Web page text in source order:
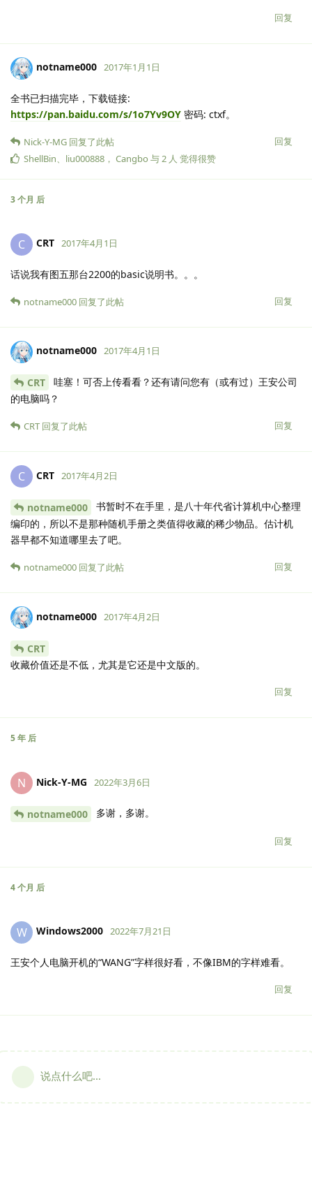
回复
notname000 2017年1月1日
全书已扫描完毕，下载链接:
https://pan.baidu.com/s/1o7Yv9OY 密码: ctxf。
回复
Nick-Y-MG 回复了此帖
ShellBin、 liu000888 ， Cangbo 与2 人 觉得很赞
3 个月 后
C CRT 2017年4月1日
话说我有图五那台2200的basic说明书。。。
回复
notname000 回复了此帖
notname000 2017年4月1日
CRT
哇塞！可否上传看看？还有请问您有（或有过）王安公司
的电脑吗？
回复
CRT 回复了此帖
C CRT 2017年4月2日
notname000
书暂时不在手里，是八十年代省计算机中心整理
编印的，所以不是那种随机手册之类值得收藏的稀少物品。估计机
器早都不知道哪里去了吧。
回复
notname000 回复了此帖
notname000 2017年4月2日
CRT
收藏价值还是不低，尤其是它还是中文版的。
回复
5 年 后
N Nick-Y-MG 2022年3月6日
notname000 多谢，多谢。
回复
4 个月 后
W Windows2000 2022年7月21日
王安个人电脑开机的“WANG”字样很好看，不像IBM的字样难看。
回复
说点什么吧...